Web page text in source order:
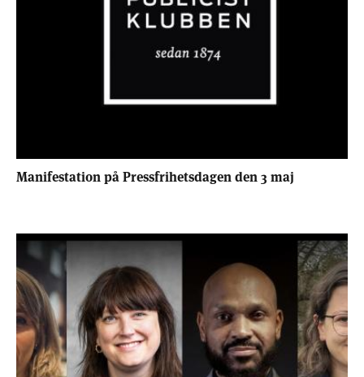
Manifestation på Pressfrihetsdagen den 3 maj